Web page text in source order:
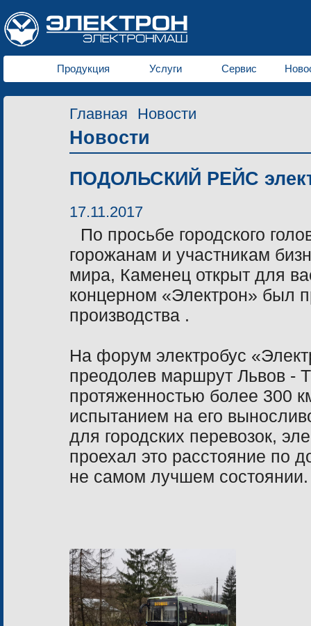
Продукция Услуги Сервис
Главная Новости
Новости
ПОДОЛЬСКИЙ РЕЙС
17.11.2017
По просьбе городского
горожанам и участникам
мира, Каменец открыт для
концерном «Электрон» был
производства .
На форум электробус
преодолев маршрут Львов -
протяженностью более 300
испытанием на его
для городских перевозок,
проехал это расстояние по
не самом лучшем состоянии.